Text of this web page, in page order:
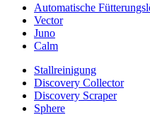
Automatische
Vector
Juno
Calm
Stallreinigung
Discovery Collector
Discovery Scraper
Sphere